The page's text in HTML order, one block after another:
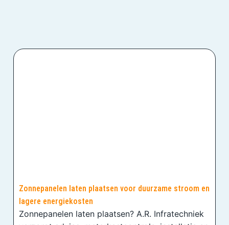
Zonnepanelen laten plaatsen voor duurzame stroom en
lagere energiekosten
Zonnepanelen laten plaatsen? A.R. Infratechniek